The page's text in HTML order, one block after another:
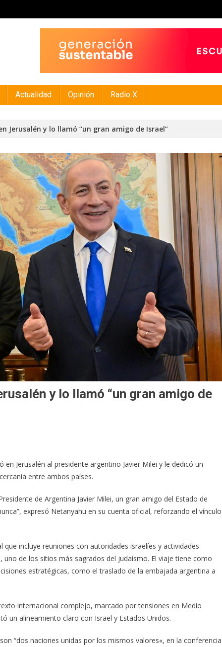
Actualidad Opinión Radio X
Jerusalén y lo llamó “un gran amigo de Israel”
y lo llamó “un gran amigo de
Jerusalén al presidente argentino Javier Milei y le dedicó un
entre ambos países.
de Argentina Javier Milei, un gran amigo del Estado de
expresó Netanyahu en su cuenta oficial, reforzando el vínculo
incluye reuniones con autoridades israelíes y actividades
de los sitios más sagrados del judaísmo. El viaje tiene como
estratégicas, como el traslado de la embajada argentina a
internacional complejo, marcado por tensiones en Medio
un alineamiento claro con Israel y Estados Unidos.
“dos naciones unidas por los mismos valores«, en la conferencia